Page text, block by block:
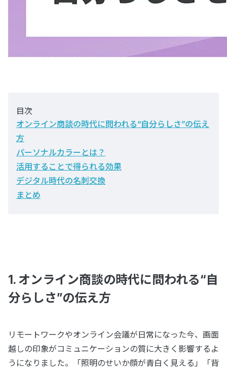
目次
オンライン商談の時代に問われる“自分らしさ”の伝え
方
パーソナルカラーとは？
活用することで得られる効果
デジタル時代の名刺交換
まとめ
1. オンライン商談の時代に問われる“自
分らしさ”の伝え方
リモートワークやオンライン会議が日常になった今、画面
越しの印象がコミュニケーションの質に大きく影響するよ
うになりました。「照明のせいか顔が青白く見える」「背